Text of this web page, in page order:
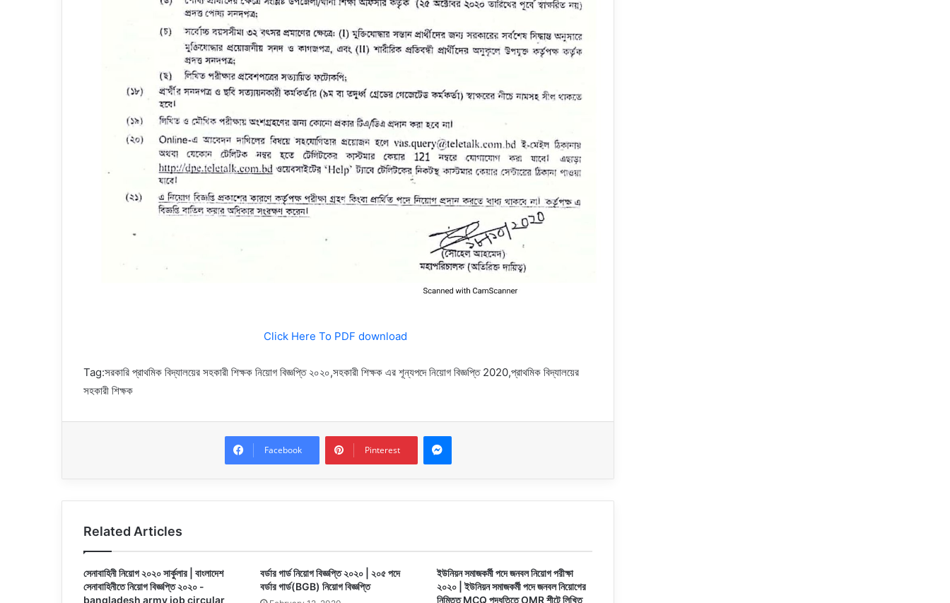
Click Here To PDF download
Tag:সরকারি প্রাথমিক বিদ্যালয়ের সহকারী শিক্ষক নিয়োগ বিজ্ঞপ্তি ২০২০,সহকারী শিক্ষক এর শূন্যপদে নিয়োগ বিজ্ঞপ্তি 2020,প্রাথমিক বিদ্যালয়ের
সহকারী শিক্ষক
Facebook Pinterest
Messenger
Related Articles
সেনাবাহিনী নিয়োগ ২০২০ সার্কুলার | বাংলাদেশ
সেনাবাহিনীতে নিয়োগ বিজ্ঞপ্তি ২০২০ -
bangladesh army job circular
বর্ডার গার্ড নিয়োগ বিজ্ঞপ্তি ২০২০ | ২০৫ পদে
বর্ডার গার্ড(BGB) নিয়োগ বিজ্ঞপ্তি
ইউনিয়ন সমাজকর্মী পদে জনবল নিয়োগ পরীক্ষা
২০২০ | ইউনিয়ন সমাজকর্মী পদে জনবল নিয়োগের
নিমিত্ত MCQ পদ্ধতিতে OMR শীটে লিখিত